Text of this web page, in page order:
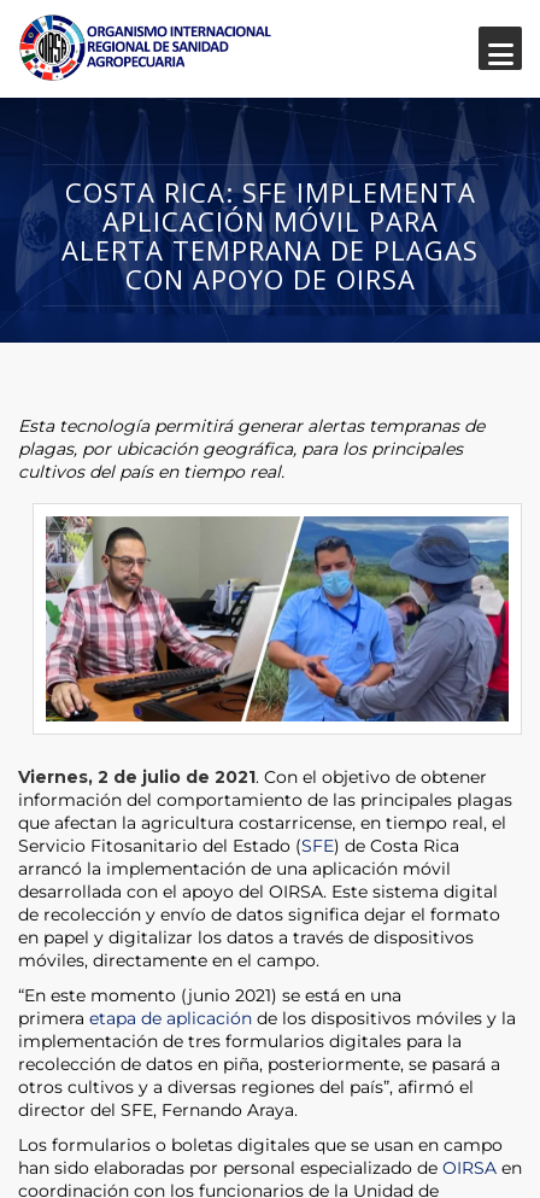
COSTA RICA: SFE IMPLEMENTA
APLICACIÓN MÓVIL PARA
ALERTA TEMPRANA DE PLAGAS
CON APOYO DE OIRSA
Esta tecnología permitirá generar alertas tempranas de
plagas, por ubicación geográfica, para los principales
cultivos del país en tiempo real.
Viernes, 2 de julio de 2021. Con el objetivo de obtener
información del comportamiento de las principales plagas
que afectan la agricultura costarricense, en tiempo real, el
Servicio Fitosanitario del Estado (SFE) de Costa Rica
arrancó la implementación de una aplicación móvil
desarrollada con el apoyo del OIRSA. Este sistema digital
de recolección y envío de datos significa dejar el formato
en papel y digitalizar los datos a través de dispositivos
móviles, directamente en el campo.
“En este momento (junio 2021) se está en una
primera etapa de aplicación de los dispositivos móviles y la
implementación de tres formularios digitales para la
recolección de datos en piña, posteriormente, se pasará a
otros cultivos y a diversas regiones del país”, afirmó el
director del SFE, Fernando Araya.
Los formularios o boletas digitales que se usan en campo
han sido elaboradas por personal especializado de OIRSA en
coordinación con los funcionarios de la Unidad de